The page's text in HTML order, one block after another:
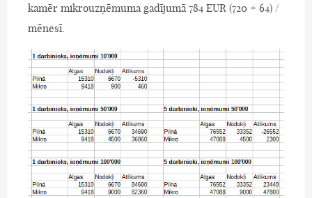
kamēr mikrouzņēmuma gadījumā 784 EUR (720 + 64) /
mēnesī.